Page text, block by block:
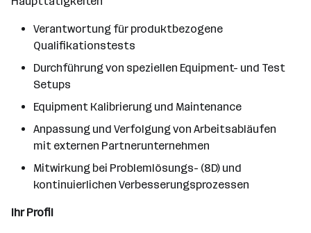
Verantwortung für produktbezogene
Qualifikationstests
Durchführung von speziellen Equipment- und Test
Setups
Equipment Kalibrierung und Maintenance
Anpassung und Verfolgung von Arbeitsabläufen
mit externen Partnerunternehmen
Mitwirkung bei Problemlösungs- (8D) und
kontinuierlichen Verbesserungsprozessen
Ihr Profil